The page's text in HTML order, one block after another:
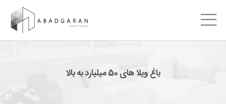
باغ ویلا های 50 میلیارد به بالا